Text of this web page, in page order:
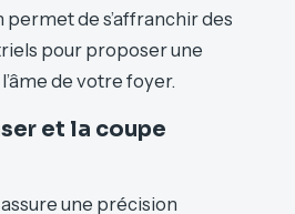
de s’affranchir des
pour proposer une
de votre foyer.
et la coupe
une précision